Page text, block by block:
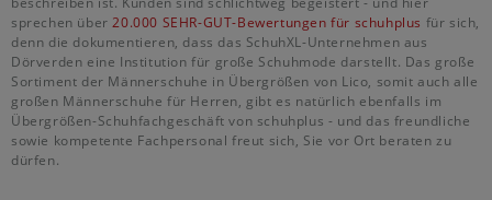
sprechen über20.000 SEHR-GUT-Bewertungen für schuhplus für sich,
denn die dokumentieren, dass das SchuhXL-Unternehmen aus
Dörverden eine Institution für große Schuhmode darstellt. Das große
Sortiment der Männerschuhe in Übergrößen von Lico, somit auch alle
großen Männerschuhe für Herren, gibt es natürlich ebenfalls im
Übergrößen-Schuhfachgeschäft von schuhplus - und das freundliche
sowie kompetente Fachpersonal freut sich, Sie vor Ort beraten zu
dürfen.